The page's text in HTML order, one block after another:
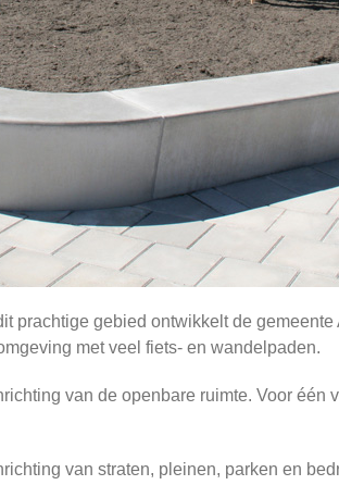
prachtige gebied ontwikkelt de
met veel fiets- en wandelpaden.
van de openbare ruimte. Voor
van straten, pleinen, parken en